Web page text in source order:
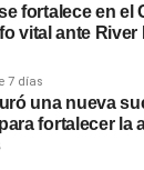
fortalece en el
vital ante River
7 días
una nueva
fortalecer la